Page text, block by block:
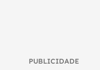
PUBLICIDADE